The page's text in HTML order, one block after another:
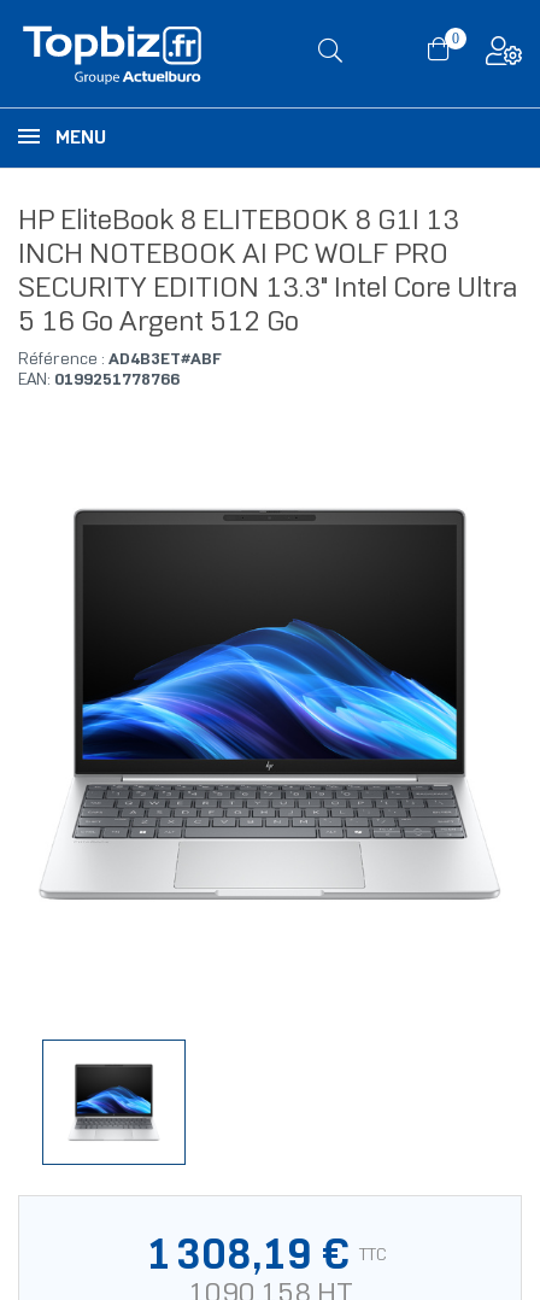
0
MENU
HP EliteBook 8 ELITEBOOK 8 G1I 13
INCH NOTEBOOK AI PC WOLF PRO
SECURITY EDITION 13.3" Intel Core Ultra
5 16 Go Argent 512 Go
Référence : AD4B3ET#ABF
EAN: 0199251778766
1 308,19 € TTC